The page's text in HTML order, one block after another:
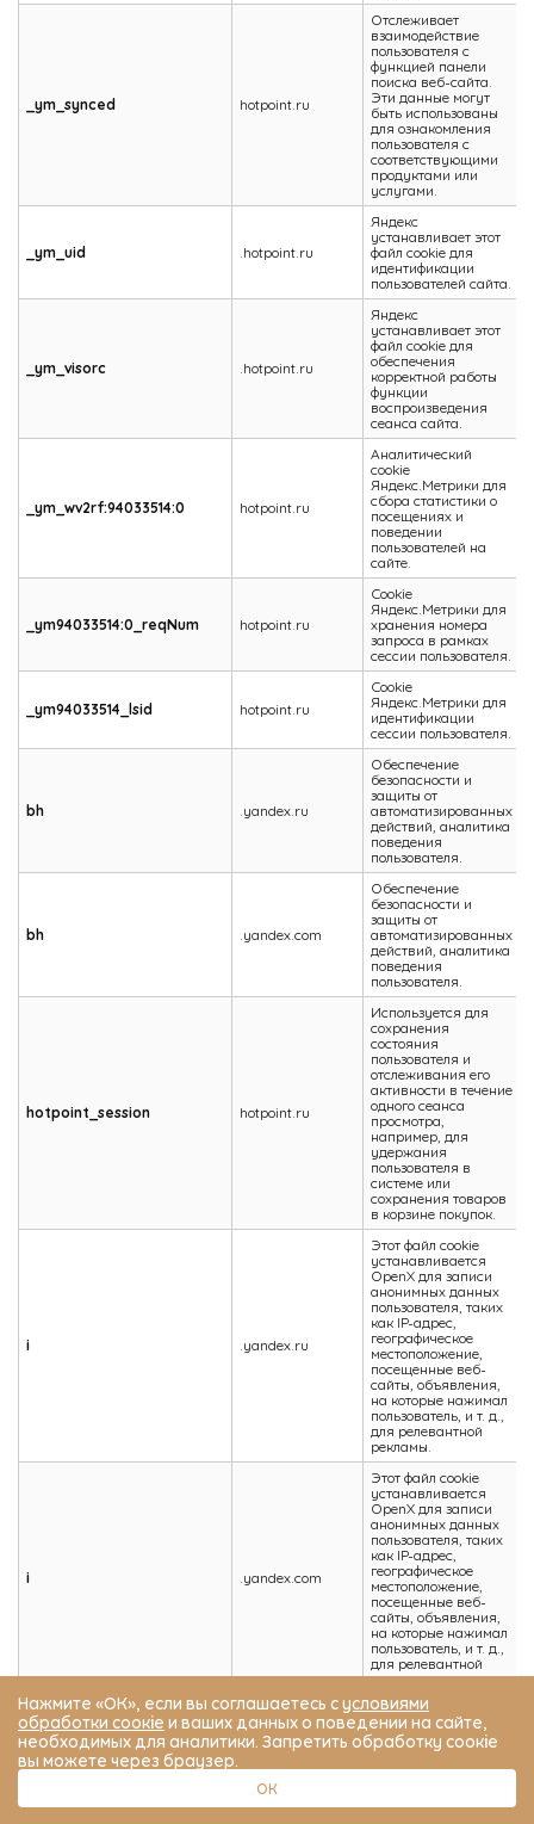
_ym_synced hotpoint.ru
Отслеживает
взаимодействие
пользователя с
функцией панели
поиска веб-сайта.
Эти данные могут
быть использованы
для ознакомления
пользователя с
соответствующими
продуктами или
услугами.
_ym_uid .hotpoint.ru
Яндекс
устанавливает этот
файл cookie для
идентификации
пользователей сайта.
_ym_visorc .hotpoint.ru
Яндекс
устанавливает этот
файл cookie для
обеспечения
корректной работы
функции
воспроизведения
сеанса сайта.
_ym_wv2rf:94033514:0 hotpoint.ru
Аналитический
cookie
Яндекс.Метрики для
сбора статистики о
посещениях и
поведении
пользователей на
сайте.
_ym94033514:0_reqNum hotpoint.ru
Cookie
Яндекс.Метрики для
хранения номера
запроса в рамках
сессии пользователя.
_ym94033514_lsid hotpoint.ru
Cookie
Яндекс.Метрики для
идентификации
сессии пользователя.
bh .yandex.ru
Обеспечение
безопасности и
защиты от
автоматизированных
действий, аналитика
поведения
пользователя.
bh .yandex.com
Обеспечение
безопасности и
защиты от
автоматизированных
действий, аналитика
поведения
пользователя.
hotpoint_session hotpoint.ru
Используется для
сохранения
состояния
пользователя и
отслеживания его
активности в течение
одного сеанса
просмотра,
например, для
удержания
пользователя в
системе или
сохранения товаров
в корзине покупок.
i .yandex.ru
Этот файл cookie
устанавливается
OpenX для записи
анонимных данных
пользователя, таких
как IP-адрес,
географическое
местоположение,
посещенные веб-
сайты, объявления,
на которые нажимал
пользователь, и т. д.,
для релевантной
рекламы.
i .yandex.com
Этот файл cookie
устанавливается
OpenX для записи
анонимных данных
пользователя, таких
как IP-адрес,
географическое
местоположение,
посещенные веб-
сайты, объявления,
на которые нажимал
пользователь, и т. д.,
для релевантной
рекламы.
metrika_enabled .hotpoint.ru
Используется для
баннера-
предупреждения о
сборе cookies
(ставится при
Нажмите «ОК», если вы соглашаетесь сусловиями
обработки соокіеи ваших данных о поведении на сайте,
необходимых для аналитики. Запретить обработку соокіе
вы можете через браузер.
ОК